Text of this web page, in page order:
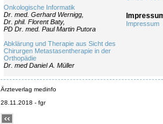
Onkologische Informatik
Dr. med. Gerhard Wernigg,
Dr. phil. Florent Baty,
PD Dr. med. Paul Martin Putora
Abklärung und Therapie aus Sicht des
Chirurgen Metastasentherapie in der
Orthopädie
Dr. med Daniel A. Müller
Impressum
Ärzteverlag medinfo
28.11.2018 - fgr